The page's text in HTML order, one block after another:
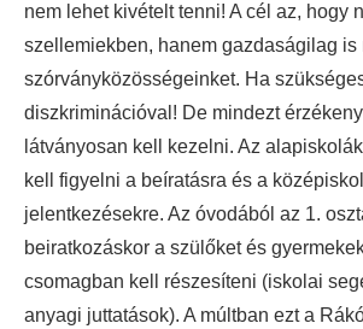
nem lehet kivételt tenni! A cél az, hogy
szellemiekben, hanem gazdaságilag is
szórványközösségeinket. Ha
diszkriminációval! De mindezt
látványosan kell kezelni. Az
kell figyelni a beíratásra és a
jelentkezésekre. Az óvodából az 1.
beiratkozáskor a szülőket és
csomagban kell részesíteni (iskolai
anyagi juttatások). A múltban ezt a